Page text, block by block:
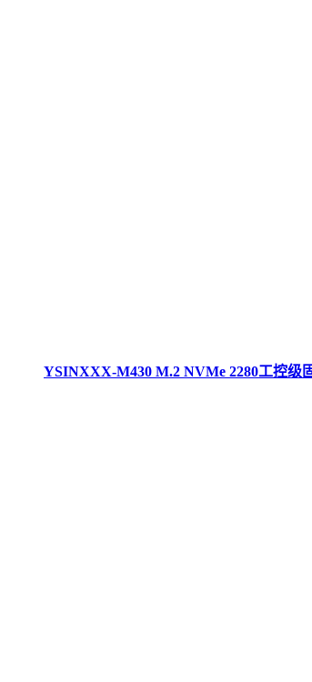
YSINXXX-M430 M.2 NVMe 2280工控级